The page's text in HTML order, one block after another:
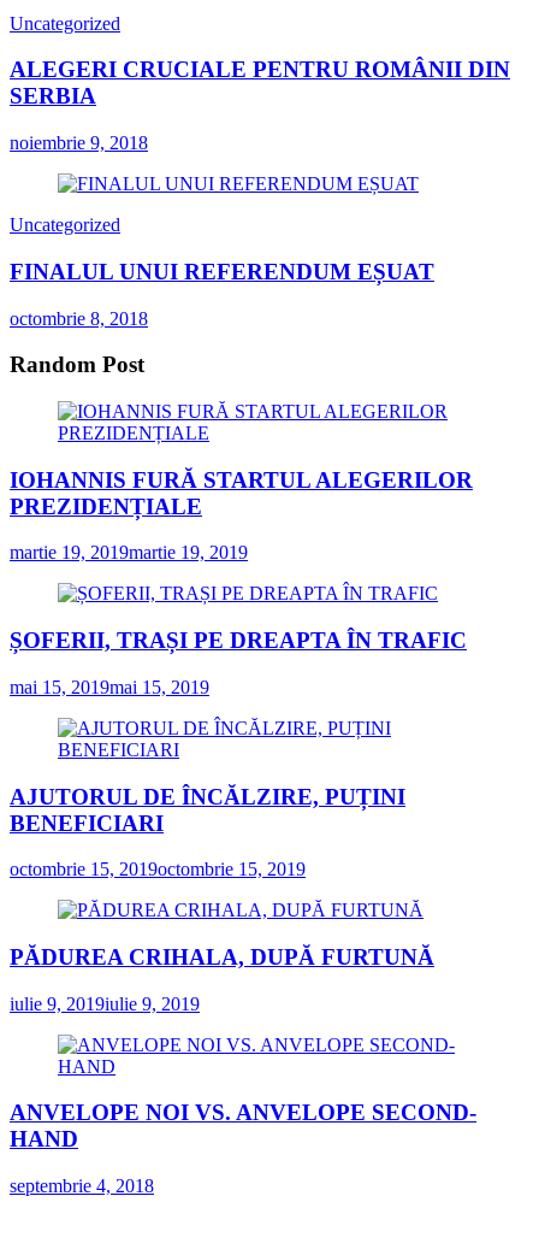
Uncategorized
ALEGERI CRUCIALE PENTRU ROMÂNII DIN
SERBIA
noiembrie 9, 2018
Uncategorized
FINALUL UNUI REFERENDUM EȘUAT
octombrie 8, 2018
Random Post
IOHANNIS FURĂ STARTUL ALEGERILOR
PREZIDENȚIALE
martie 19, 2019martie 19, 2019
ȘOFERII, TRAȘI PE DREAPTA ÎN TRAFIC
mai 15, 2019mai 15, 2019
AJUTORUL DE ÎNCĂLZIRE, PUȚINI
BENEFICIARI
octombrie 15, 2019octombrie 15, 2019
PĂDUREA CRIHALA, DUPĂ FURTUNĂ
iulie 9, 2019iulie 9, 2019
ANVELOPE NOI VS. ANVELOPE SECOND-
HAND
septembrie 4, 2018